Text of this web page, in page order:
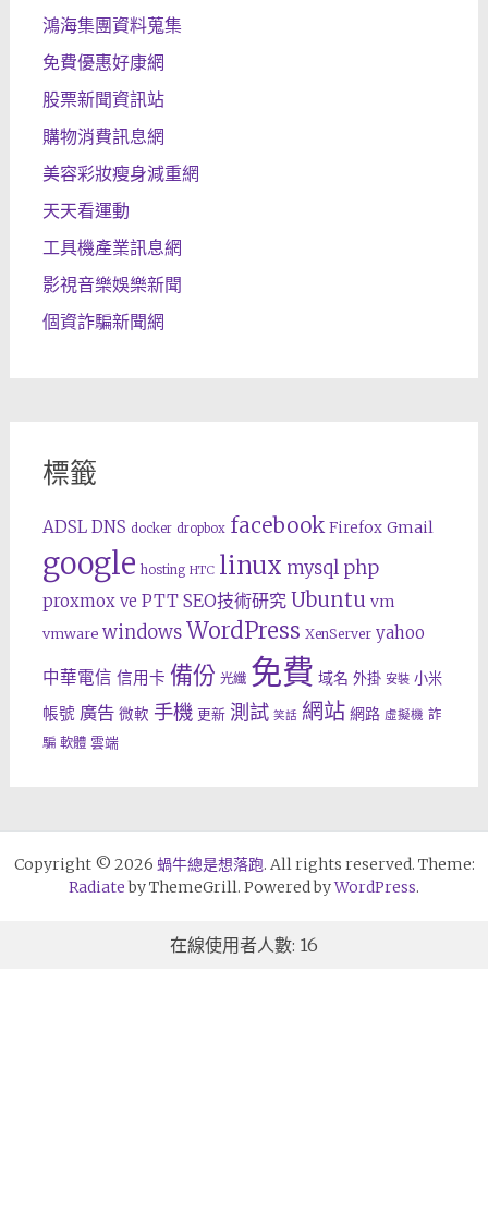
鴻海集團資料蒐集
免費優惠好康網
股票新聞資訊站
購物消費訊息網
美容彩妝瘦身減重網
天天看運動
工具機產業訊息網
影視音樂娛樂新聞
個資詐騙新聞網
標籤
ADSL DNS docker dropbox facebook Firefox Gmail
google hosting HTC linux mysql php
proxmox ve PTT SEO技術研究 Ubuntu vm
vmware windows WordPress XenServer yahoo
中華電信 信用卡 備份 光纖 免費 域名 外掛 安裝 小米
帳號 廣告 微軟 手機 更新 測試 笑話 網站 網路 虛擬機 詐
騙 軟體 雲端
Copyright © 2026 蝸牛總是想落跑. All rights reserved. Theme:
Radiateby ThemeGrill. Powered byWordPress.
在線使用者人數: 16